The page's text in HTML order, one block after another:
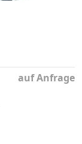
auf Anfrage